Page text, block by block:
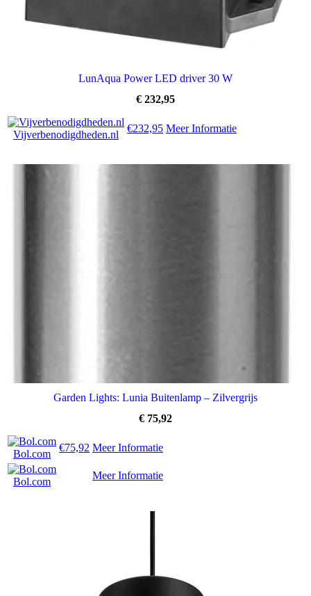
LunAqua Power LED driver 30 W
€ 232,95
Vijverbenodigdheden.nl
€232,95 Meer Informatie
Garden Lights: Lunia Buitenlamp – Zilvergrijs
€ 75,92
Bol.com
€75,92 Meer Informatie
Bol.com
Meer Informatie